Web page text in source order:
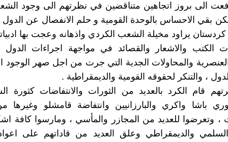
الى بروز اتجاهين متناقضين في نظرتهم الى وجود
بقي الاحساس بالوحدة القومية و حلم الانفصال عن
يراود مخيلة الشعب الكردي واذهانه وعجت بها ادبياته
الكتب والاشعار والقصائد في مواجهة اجراءات الدول
والعنصرية والمحاولات الجدية التي جرت من اجل صهر
، والتنكر لحقوقه القومية والديمقراطية .
قام الكرد بالعديد من الثورات والانتفاضات كثورة
باشا واكري والبارزانيين وانتفاضة قامشلو وغيرها
، وتعرضوا للعديد من المجازر والمأسي ، ومارسوا كافة
والديمقراطي وعلق العديد من قاداتهم على